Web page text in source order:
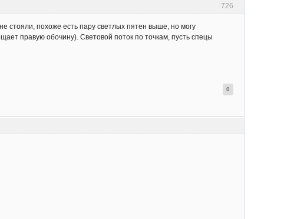
726
стояли, похоже есть пару светлых пятен выше, но могу
правую обочину). Световой поток по точкам, пусть спецы
0